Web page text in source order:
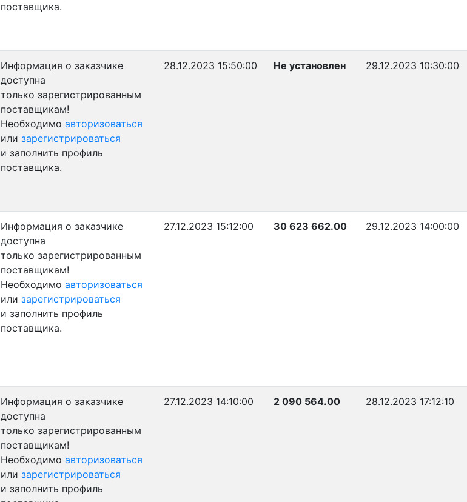
поставщика.
Информация о заказчике
доступна
только зарегистрированным
поставщикам!
Необходимо авторизоваться
или зарегистрироваться
и заполнить профиль
поставщика.
28.12.2023 15:50:00 Не установлен 29.12.2023 10:30:00
Информация о заказчике
доступна
только зарегистрированным
поставщикам!
Необходимо авторизоваться
или зарегистрироваться
и заполнить профиль
поставщика.
27.12.2023 15:12:00 30 623 662.00 29.12.2023 14:00:00
Информация о заказчике
доступна
только зарегистрированным
поставщикам!
Необходимо авторизоваться
или зарегистрироваться
и заполнить профиль
27.12.2023 14:10:00 2 090 564.00 28.12.2023 17:12:10